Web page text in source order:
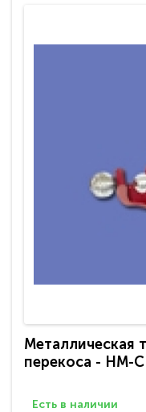
Металлическая
перекоса - HM-
Есть в наличии